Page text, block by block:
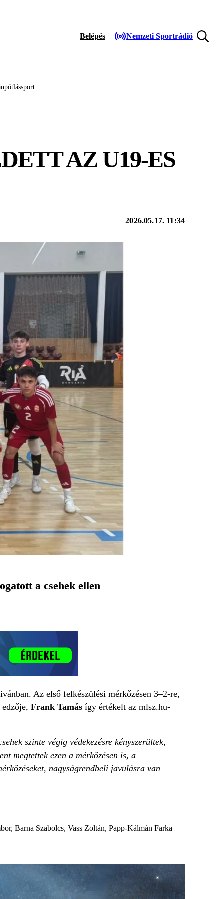
Belépés Nemzeti Sportrádió
AZ U19-ES
2026.05.17. 11:34
a csehek ellen
Az első felkészülési mérkőzésen 3–2-re,
Frank Tamás így értékelt az mlsz.hu-
szinte végig védekezésre kényszerültek,
megtettek ezen a mérkőzésen is, a
nagyságrendbeli javulásra van
Barna Szabolcs, Vass Zoltán, Papp-Kálmán Farka